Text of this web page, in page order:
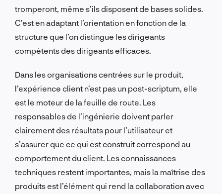
tromperont, même s’ils disposent de bases solides.
C’est en adaptant l’orientation en fonction de la
structure que l’on distingue les dirigeants
compétents des dirigeants efficaces.
Dans les organisations centrées sur le produit,
l’expérience client n’est pas un post-scriptum, elle
est le moteur de la feuille de route. Les
responsables de l’ingénierie doivent parler
clairement des résultats pour l’utilisateur et
s’assurer que ce qui est construit correspond au
comportement du client. Les connaissances
techniques restent importantes, mais la maîtrise des
produits est l’élément qui rend la collaboration avec